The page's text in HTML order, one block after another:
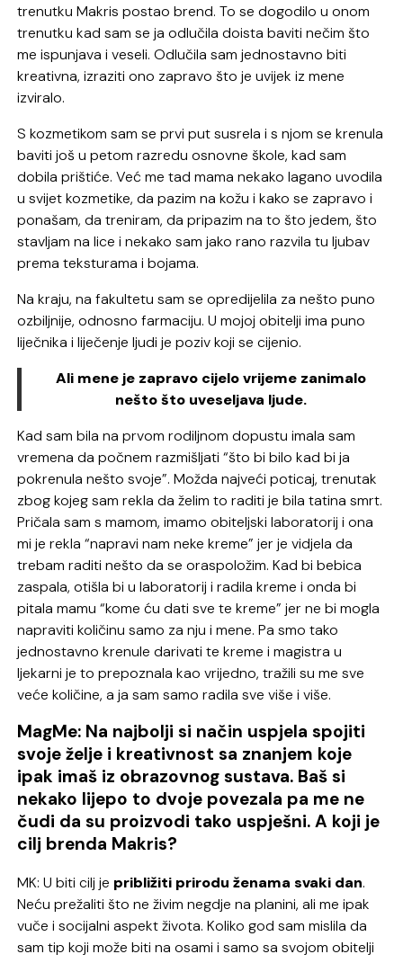
trenutku Makris postao brend. To se dogodilo u onom
trenutku kad sam se ja odlučila doista baviti nečim što
me ispunjava i veseli. Odlučila sam jednostavno biti
kreativna, izraziti ono zapravo što je uvijek iz mene
izviralo.
S kozmetikom sam se prvi put susrela i s njom se krenula
baviti još u petom razredu osnovne škole, kad sam
dobila prištiće. Već me tad mama nekako lagano uvodila
u svijet kozmetike, da pazim na kožu i kako se zapravo i
ponašam, da treniram, da pripazim na to što jedem, što
stavljam na lice i nekako sam jako rano razvila tu ljubav
prema teksturama i bojama.
Na kraju, na fakultetu sam se opredijelila za nešto puno
ozbiljnije, odnosno farmaciju. U mojoj obitelji ima puno
liječnika i liječenje ljudi je poziv koji se cijenio.
Ali mene je zapravo cijelo vrijeme zanimalo
nešto što uveseljava ljude.
Kad sam bila na prvom rodiljnom dopustu imala sam
vremena da počnem razmišljati “što bi bilo kad bi ja
pokrenula nešto svoje”. Možda najveći poticaj, trenutak
zbog kojeg sam rekla da želim to raditi je bila tatina smrt.
Pričala sam s mamom, imamo obiteljski laboratorij i ona
mi je rekla “napravi nam neke kreme” jer je vidjela da
trebam raditi nešto da se oraspoložim. Kad bi bebica
zaspala, otišla bi u laboratorij i radila kreme i onda bi
pitala mamu “kome ću dati sve te kreme” jer ne bi mogla
napraviti količinu samo za nju i mene. Pa smo tako
jednostavno krenule darivati te kreme i magistra u
ljekarni je to prepoznala kao vrijedno, tražili su me sve
veće količine, a ja sam samo radila sve više i više.
MagMe: Na najbolji si način uspjela spojiti
svoje želje i kreativnost sa znanjem koje
ipak imaš iz obrazovnog sustava. Baš si
nekako lijepo to dvoje povezala pa me ne
čudi da su proizvodi tako uspješni. A koji je
cilj brenda Makris?
MK: U biti cilj je približiti prirodu ženama svaki dan.
Neću prežaliti što ne živim negdje na planini, ali me ipak
vuče i socijalni aspekt života. Koliko god sam mislila da
sam tip koji može biti na osami i samo sa svojom obitelji